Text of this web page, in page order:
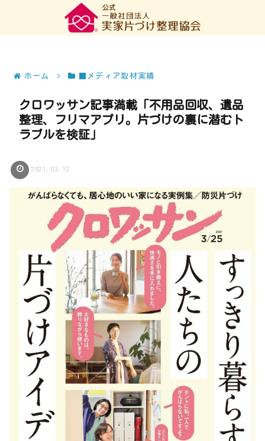
ホーム ■メディア取材実績
クロワッサン記事満載「不用品回収、遺品
整理、フリマアプリ。片づけの裏に潜むト
ラブルを検証」
2021.03.12